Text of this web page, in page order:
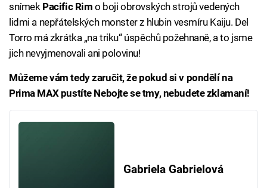
snímek Pacific Rim o boji obrovských strojů vedených
lidmi a nepřátelských monster z hlubin vesmíru Kaiju. Del
Torro má zkrátka „na triku“ úspěchů požehnaně, a to jsme
jich nevyjmenovali ani polovinu!
Můžeme vám tedy zaručit, že pokud si v pondělí na
Prima MAX pustíte Nebojte se tmy, nebudete zklamaní!
Gabriela Gabrielová